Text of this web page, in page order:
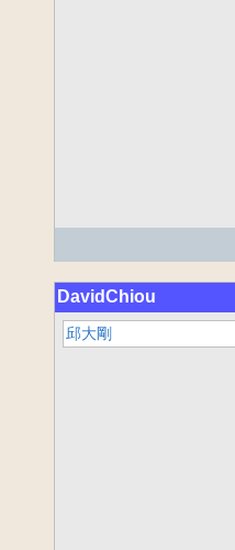
DavidChiou
邱大剛